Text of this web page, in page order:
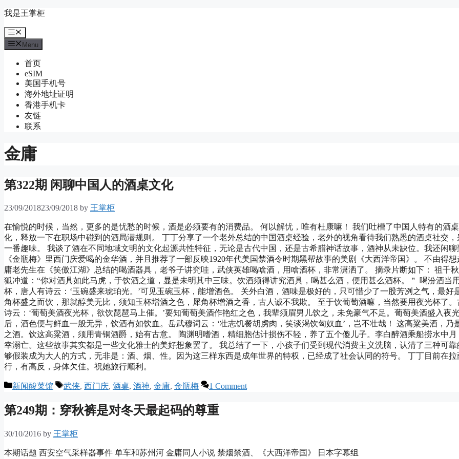
Skip
content
我是王掌柜
Menu
Menu
首页
eSIM
美国手机号
海外地址证明
香港手机卡
友链
联系
金庸
第322期 闲聊中国人的酒桌文化
23/09/201823/09/2018 by 王掌柜
在愉悦的时候，当然，更多的是忧愁的时候，酒是必须要有的消费品。 何以解忧，唯有杜康嘛！ 我们吐槽了中国人特有的酒
化，释放一下在职场中碰到的酒局潜规则。 丁丁分享了一个老外总结的中国酒桌经验，老外的视角看待我们熟悉的酒桌社交，
一番趣味。 我谈了酒在不同地域文明的文化起源共性特征，无论是古代中国，还是古希腊神话故事，酒神从未缺位。我还闲聊
《金瓶梅》里西门庆爱喝的金华酒，并且推荐了一部反映1920年代美国禁酒令时期黑帮故事的美剧《大西洋帝国》。 不由得想
庸老先生在《笑傲江湖》总结的喝酒器具，老爷子讲究哇，武侠英雄喝啥酒，用啥酒杯，非常潇洒了。 摘录片断如下： 祖千
狐冲道：“你对酒具如此马虎，于饮酒之道，显是未明其中三味。饮酒须得讲究酒具，喝甚么酒，便用甚么酒杯。＂ 喝汾酒当
杯，唐人有诗云：‘玉碗盛来琥珀光。’可见玉碗玉杯，能增酒色。 关外白酒，酒味是极好的，只可惜少了一股芳冽之气，最好
角杯盛之而饮，那就醇美无比，须知玉杯增酒之色，犀角杯增酒之香，古人诚不我欺。 至于饮葡萄酒嘛，当然要用夜光杯了。
诗云：‘葡萄美酒夜光杯，欲饮琵琶马上催。’要知葡萄美酒作艳红之色，我辈须眉男儿饮之，未免豪气不足。葡萄美酒盛入夜
后，酒色便与鲜血一般无异，饮酒有如饮血。岳武穆词云：‘壮志饥餐胡虏肉，笑谈渴饮匈奴血’，岂不壮哉！ 这高粱美酒，乃
之酒。饮这高粱酒，须用青铜酒爵，始有古意。 陶渊明嗜酒，精细胞估计损伤不轻，养了五个傻儿子。李白醉酒乘船捞水中月
幸溺亡。这些故事其实都是一些文化雅士的美好想象罢了。 我总结了一下，小孩子们受到现代消费主义洗脑，认清了三种可靠
够假装成为大人的方式，无非是：酒、烟、性。因为这三样东西是成年世界的特权，已经成了社会认同的符号。 丁丁目前在拉
行，有高反，身体欠佳。祝她旅行顺利。
Categories
新闻酸菜馆 Tags
武侠, 西门庆, 酒桌, 酒神, 金庸, 金瓶梅 1 Comment
第249期：穿秋裤是对冬天最起码的尊重
30/10/2016 by 王掌柜
本期话题 西安空气采样器事件 单车和苏州河 金庸同人小说 禁烟禁酒、《大西洋帝国》 日本字幕组